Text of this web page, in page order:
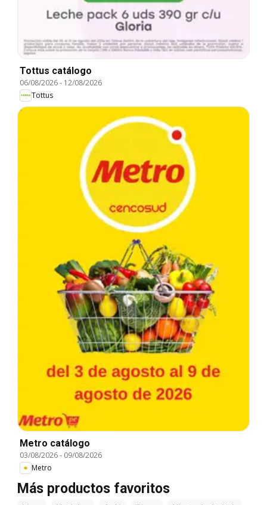
Tottus catálogo
06/08/2026- 12/08/2026
Tottus
Metro catálogo
03/08/2026- 09/08/2026
Metro
Más productos favoritos